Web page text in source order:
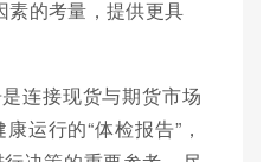
素的考量，提供更具
连接现货与期货市场
运行的“体检报告”，